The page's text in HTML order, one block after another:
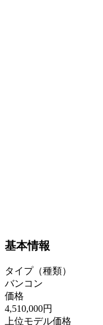
基本情報
タイプ（種類）
バンコン
価格
4,510,000円
上位モデル価格